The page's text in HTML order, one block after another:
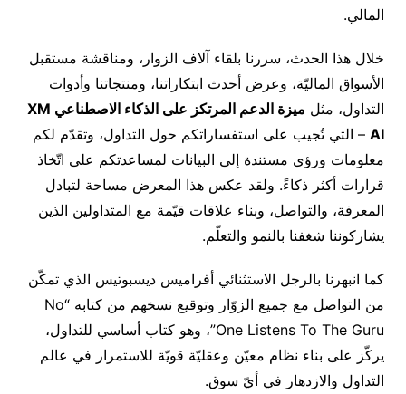
المالي.
خلال هذا الحدث، سررنا بلقاء آلاف الزوار، ومناقشة مستقبل
الأسواق الماليّة، وعرض أحدث ابتكاراتنا، ومنتجاتنا وأدوات
التداول، مثل ميزة الدعم المرتكز على الذكاء الاصطناعي XM
AI– التي تُجيب على استفساراتكم حول التداول، وتقدّم لكم
معلومات ورؤى مستندة إلى البيانات لمساعدتكم على اتّخاذ
قرارات أكثر ذكاءً. ولقد عكس هذا المعرض مساحة لتبادل
المعرفة، والتواصل، وبناء علاقات قيّمة مع المتداولين الذين
يشاركوننا شغفنا بالنمو والتعلّم.
كما انبهرنا بالرجل الاستثنائي أفراميس ديسبوتيس الذي تمكّن
من التواصل مع جميع الزوّار وتوقيع نسخهم من كتابه “No
One Listens To The Guru”، وهو كتاب أساسي للتداول،
يركّز على بناء نظام معيّن وعقليّة قويّة للاستمرار في عالم
التداول والازدهار في أيّ سوق.